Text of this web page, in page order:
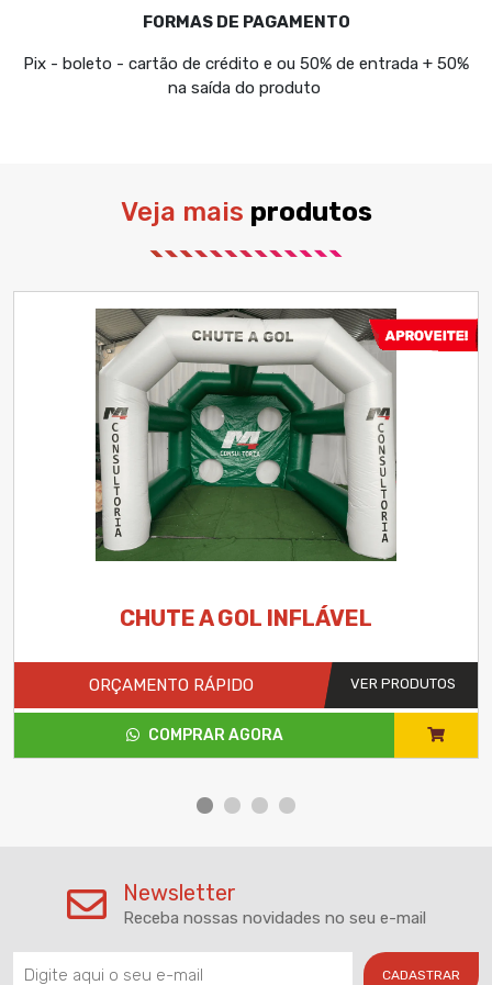
FORMAS DE PAGAMENTO
Pix - boleto - cartão de crédito e ou 50% de entrada + 50%
na saída do produto
Veja mais produtos
CHUTE A GOL INFLÁVEL
ORÇAMENTO RÁPIDO VER PRODUTOS
COMPRAR AGORA
Newsletter
Receba nossas novidades no seu e-mail
CADASTRAR